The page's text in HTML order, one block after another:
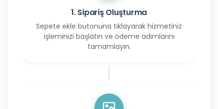
1. Sipariş Oluşturma
Sepete ekle butonuna tıklayarak hizmetiniz
işleminizi başlatın ve ödeme adımlarını
tamamlayın.